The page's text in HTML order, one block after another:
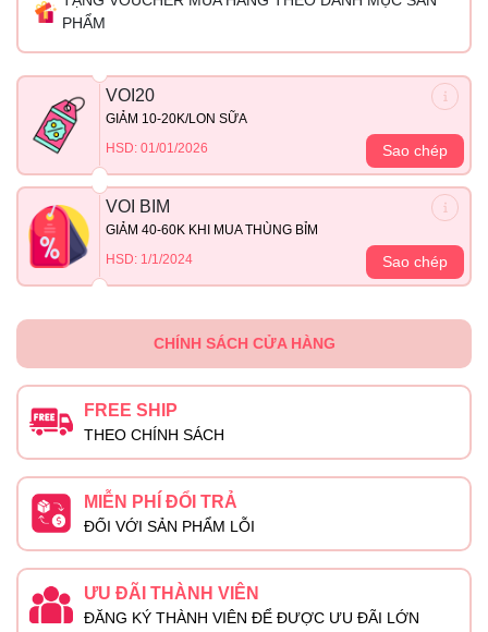
PHẨM
VOI20
GIẢM 10-20K/LON SỮA
HSD: 01/01/2026
Sao chép
VOI BIM
GIẢM 40-60K KHI MUA THÙNG BỈM
HSD: 1/1/2024
Sao chép
CHÍNH SÁCH CỬA HÀNG
FREE SHIP
THEO CHÍNH SÁCH
MIỄN PHÍ ĐỔI TRẢ
ĐỐI VỚI SẢN PHẨM LỖI
ƯU ĐÃI THÀNH VIÊN
ĐĂNG KÝ THÀNH VIÊN ĐỂ ĐƯỢC ƯU ĐÃI LỚN